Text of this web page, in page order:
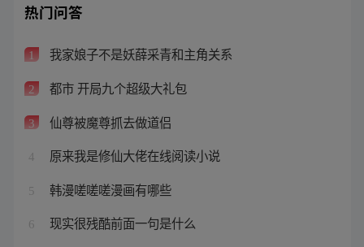
热门问答
1 我家娘子不是妖薛采青和主角关系
2 都市 开局九个超级大礼包
3 仙尊被魔尊抓去做道侣
4 原来我是修仙大佬在线阅读小说
5 韩漫嗟嗟嗟漫画有哪些
6 现实很残酷前面一句是什么